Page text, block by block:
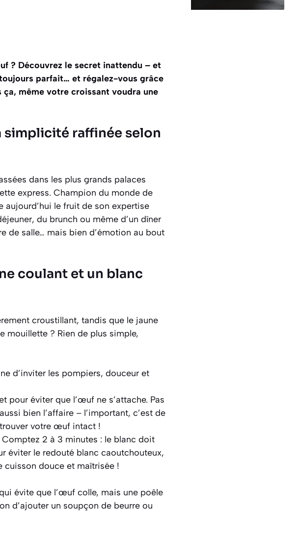
? Découvrez le secret inattendu – et
parfait… et régalez-vous grâce
même votre croissant voudra une
simplicité raffinée selon
dans les plus grands palaces
express. Champion du monde de
le fruit de son expertise
du brunch ou même d’un dîner
de salle… mais bien d’émotion au bout
coulant et un blanc
croustillant, tandis que le jaune
mouillette ? Rien de plus simple,
d’inviter les pompiers, douceur et
pour éviter que l’œuf ne s’attache. Pas
bien l’affaire – l’important, c’est de
votre œuf intact !
2 à 3 minutes : le blanc doit
éviter le redouté blanc caoutchouteux,
cuisson douce et maîtrisée !
évite que l’œuf colle, mais une poêle
d’ajouter un soupçon de beurre ou